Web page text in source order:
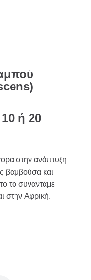
ή 20
στην ανάπτυξη
βαμβούσα και
το συναντάμε
στην Αφρική.